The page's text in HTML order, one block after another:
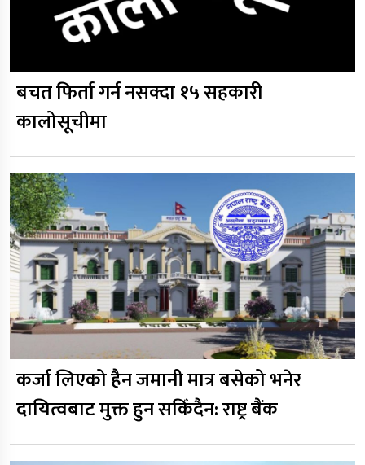
बचत फिर्ता गर्न नसक्दा १५ सहकारी
कालोसूचीमा
कर्जा लिएको हैन जमानी मात्र बसेको भनेर
दायित्वबाट मुक्त हुन सकिँदैन: राष्ट्र बैंक